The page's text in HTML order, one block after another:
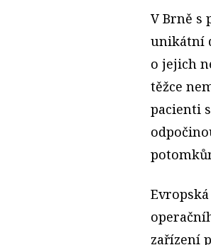
V Brně s
unikátní
o jejich
těžce
pacienti
zařízení